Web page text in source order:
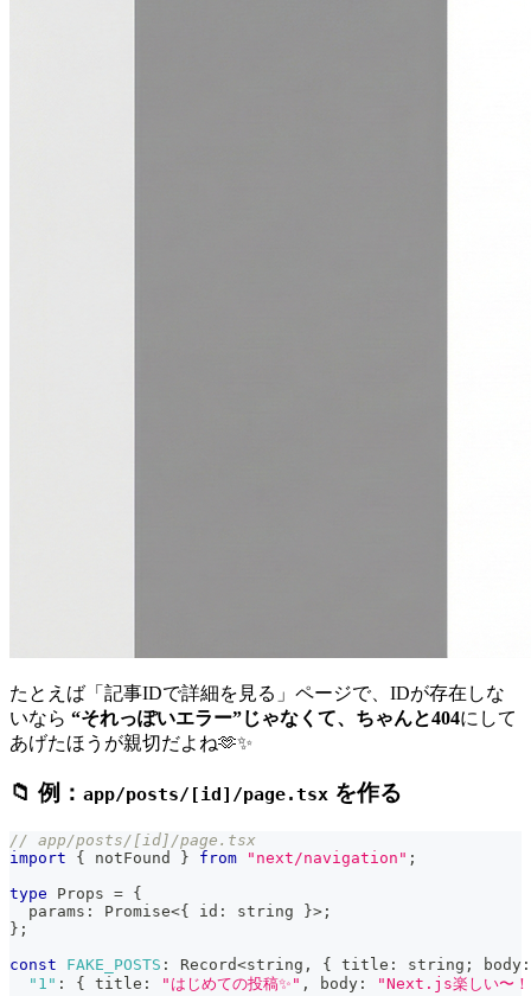
たとえば「記事IDで詳細を見る」ページで、IDが存在しな
いなら “それっぽいエラー”じゃなくて、ちゃんと404にして
あげたほうが親切だよね🫶✨
📁 例： app/posts/[id]/page.tsx を作る
// app/posts/[id]/page.tsx
import
{ notFound } from "next/navigation" ;
type
Props = {
  params
: Promise<{ id : string }> ;
} ;
const
FAKE_POSTS : Record<string , { title : string ; body :
"1" : { title : "はじめての投稿✨" , body :
"Next.js楽しい〜